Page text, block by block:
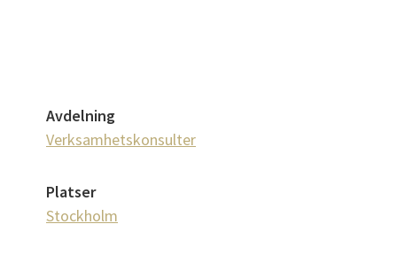
Avdelning
Verksamhetskonsulter
Platser
Stockholm